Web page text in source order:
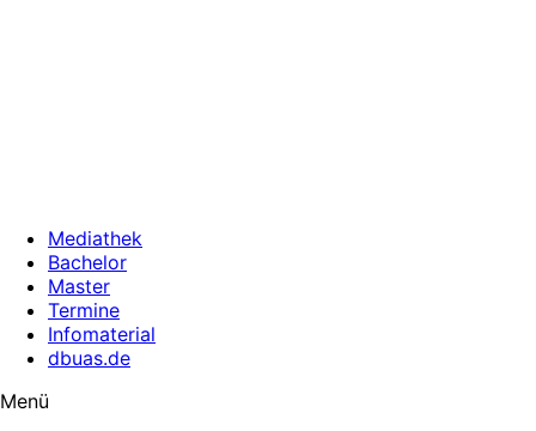
Mediathek
Bachelor
Master
Termine
Infomaterial
dbuas.de
Menü